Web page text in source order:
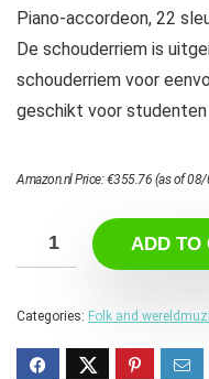
Piano-accordeon, 22
De schouderriem is
schouderriem voor
geschikt voor studenten
Amazon.nl Price:€355.76 (as of
ADD TO
Categories: Folk and